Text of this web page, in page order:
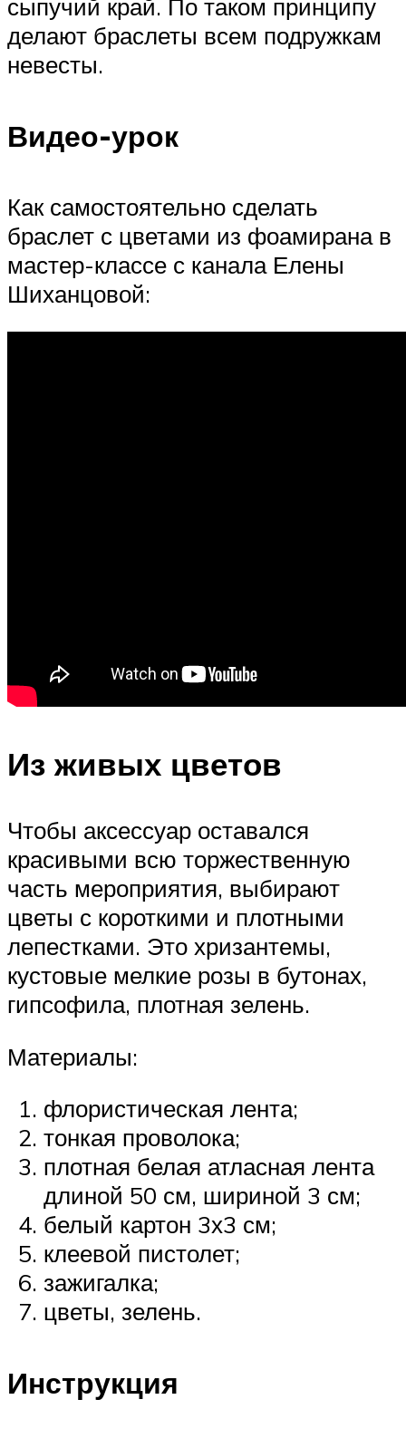
сыпучий край. По таком принципу
делают браслеты всем подружкам
невесты.
Видео-урок
Как самостоятельно сделать
браслет с цветами из фоамирана в
мастер-классе с канала Елены
Шиханцовой:
Из живых цветов
Чтобы аксессуар оставался
красивыми всю торжественную
часть мероприятия, выбирают
цветы с короткими и плотными
лепестками. Это хризантемы,
кустовые мелкие розы в бутонах,
гипсофила, плотная зелень.
Материалы:
флористическая лента;
тонкая проволока;
плотная белая атласная лента
длиной 50 см, шириной 3 см;
белый картон 3х3 см;
клеевой пистолет;
зажигалка;
цветы, зелень.
Инструкция